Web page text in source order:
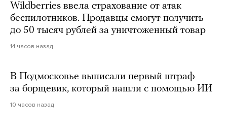
Wildberries ввела страхование от атак
беспилотников. Продавцы смогут получить
до 50 тысяч рублей за уничтоженный товар
14 часов назад
В Подмосковье выписали первый штраф
за борщевик, который нашли с помощью ИИ
10 часов назад